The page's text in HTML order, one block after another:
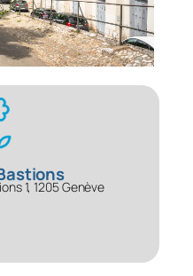
1, 1205 Genève